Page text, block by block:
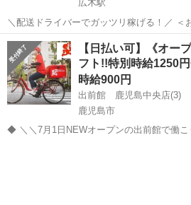
広木駅
＼配送ドライバーでガッツリ稼げる！／ ＜お仕事内容＞ 4t車にて食品
の配送業務及び付随する業務 ■車種・内容：DR:4t ■商品：食品 ■配送
先：センター間 ■配送件数：日によるが少ない ＜必須資格＞
許(8t限...
鹿児島 鹿児島市 広木駅 デリバリ
【日払い可】《オー
フト!!特別時給1250
時給900円
出前館 鹿児島中央店(3)
鹿児島市
◆ ＼＼7月1日NEWオープンの出前館で働こう／／ ◆ 未